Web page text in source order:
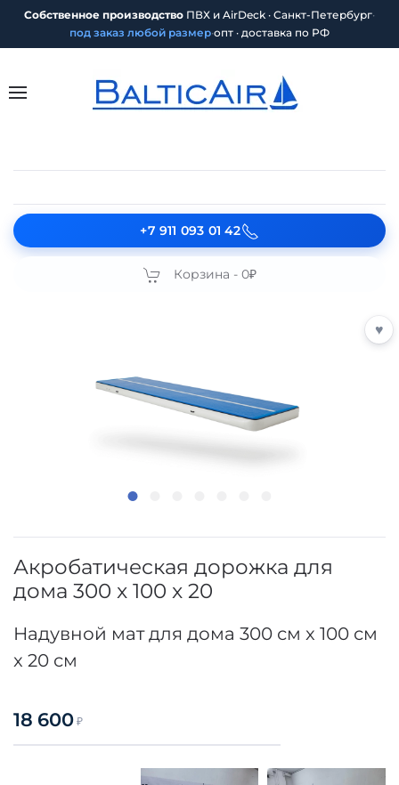
Собственное производство ПВХ и AirDeck · Санкт-Петербург·
под заказ любой размер·опт · доставка по РФ
+7 911 093 01 42
Корзина - 0₽
Акробатическая дорожка для
дома 300 x 100 x 20
Надувной мат для дома 300 см x 100 см
x 20 см
18 600 ₽
♥